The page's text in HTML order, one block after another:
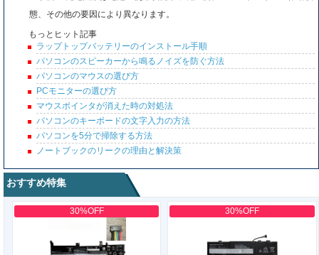
態、その他の要因により異なります。
もっとヒット記事
ラップトップバッテリーのインストール手順
パソコンのスピーカーから鳴るノイズを防ぐ方法
パソコンのマウスの選び方
PCモニターの選び方
マウスポインタが消えた時の対処法
パソコンのキーボードの文字入力の方法
パソコンを5分で掃除する方法
ノートブックのリークの理由と解決策
おすすめ特集
30%OFF 30%OFF